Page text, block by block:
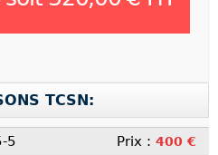
TCSN:
5 Prix : 400 €